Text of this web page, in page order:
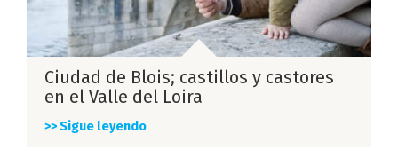
Ciudad de Blois; castillos y castores
en el Valle del Loira
>> Sigue leyendo